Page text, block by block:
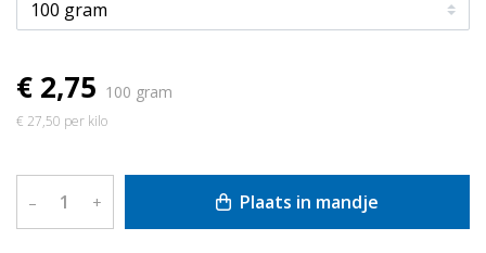
€ 2,75 100 gram
€ 27,50 per kilo
– + Plaats in mandje